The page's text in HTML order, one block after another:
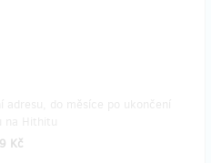
Kč